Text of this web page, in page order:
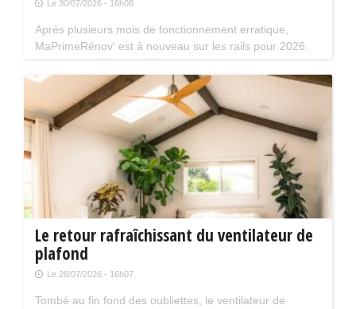
Le 30/07/2026 - 16h08
Après plusieurs mois de fonctionnement erratique,
MaPrimeRénov' est à nouveau sur les rails pour 2026.
limiter le nombre de chantiers éligibles. Tour d'horizon.
Le retour rafraîchissant du ventilateur de
plafond
Le 28/07/2026 - 16h07
Tombé au fin fond des oubliettes, le ventilateur de